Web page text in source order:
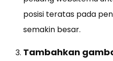
posisi teratas pada
semakin besar.
Tambahkan